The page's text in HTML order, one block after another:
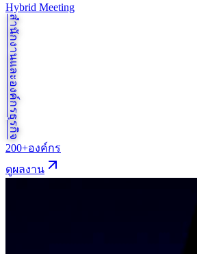
Hybrid Meeting
สำนักงานและองค์กรธุรกิจ
200+องค์กร
ดูผลงาน